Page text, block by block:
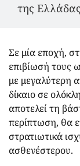
της
Σε μία εποχή,
επιβίωσή τους
με μεγαλύτερη
δίκαιο σε
αποτελεί τη
περίπτωση, θα
στρατιωτικά
ασθενέστερου.